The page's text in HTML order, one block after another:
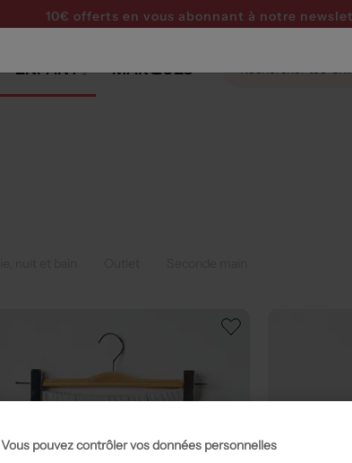
10€ offerts en vous abonnant à notre
ENFANT MARQUES
Vous pouvez contrôler vos données personnelles